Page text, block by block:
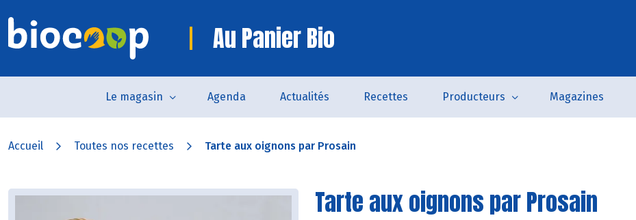
Au Panier Bio
Le magasin Agenda Actualités Recettes Producteurs Magazines
Accueil Toutes nos recettes Tarte aux oignons par Prosain
Tarte aux oignons par Prosain